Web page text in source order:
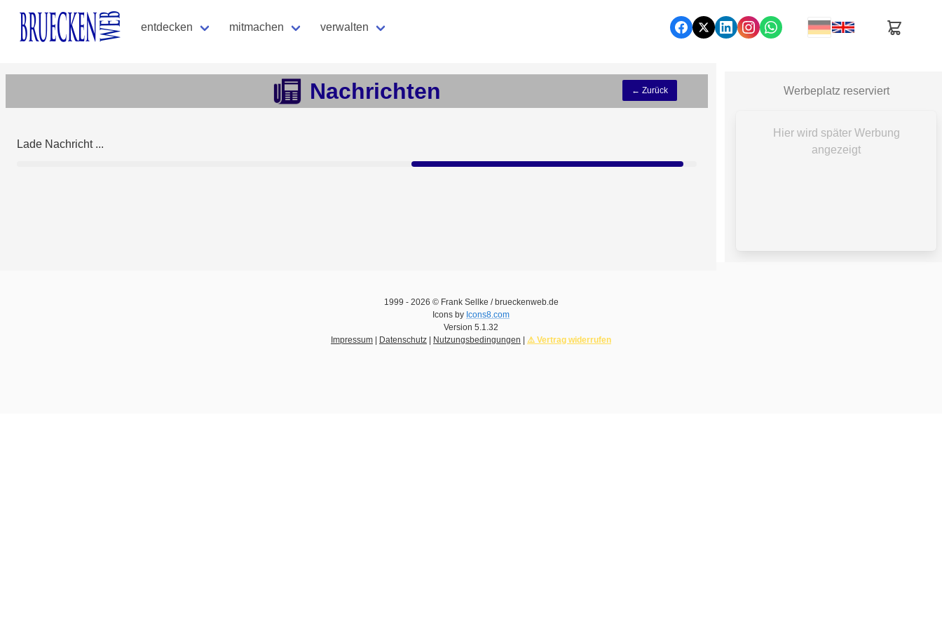
entdecken mitmachen verwalten
Nachrichten ← Zurück
Lade Nachricht ...
Werbeplatz reserviert
Hier wird später Werbung
angezeigt
1999 - 2026 © Frank Sellke / brueckenweb.de
Icons by Icons8.com
Version 5.1.32
Impressum
Datenschutz Nutzungsbedingungen ⚠️ Vertrag widerrufen